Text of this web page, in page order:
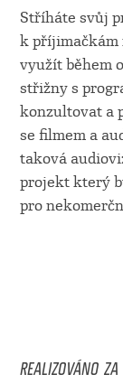
Stříháte svůj
k příjimačkám
využít během
střižny s
konzultovat a
se filmem a
taková
projekt který
pro
REALIZOVÁNO